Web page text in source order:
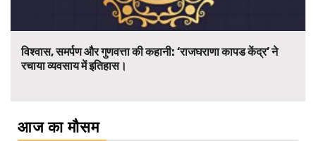
विश्वास, समर्पण और गुणवत्ता की कहानी: ‘राजघराणा कापड केंद्र’ ने
रचाया व्यवसाय में इतिहास।
आज का मौसम